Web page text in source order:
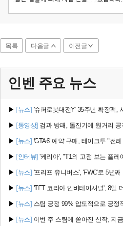
목록 다음글 이전글
인벤 주요 뉴스
▶ [뉴스] '슈퍼로봇대전Y' 35주년 확장팩,
▶ [동영상] 검과 방패, 돌진기에 원거리
▶ [뉴스] 'GTA6' 예약 구매, 테이크투 "전
▶ [인터뷰] '케리아', "T1의 고점 보는 플레
▶ [뉴스] '프리프 유니버스', 'FWC'로 5년째
▶ [뉴스] 'TFT 코리아 인비테이셔널', 8일
▶ [뉴스] 스팀 긍정 99% 압도적으로 긍정
▶ [뉴스] 이번 주 스팀에 쏟아진 신작, 지